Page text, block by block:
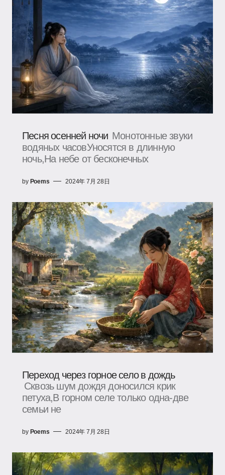
Песня осенней ночи Монотонные звуки
водяных часовУносятся в длинную
ночь,На небе от бесконечных
by Poems 2024年 7月 28日
Переход через горное село в дождь
Сквозь шум дождя доносился крик
петуха,В горном селе только одна-две
семьи не
by Poems 2024年 7月 28日